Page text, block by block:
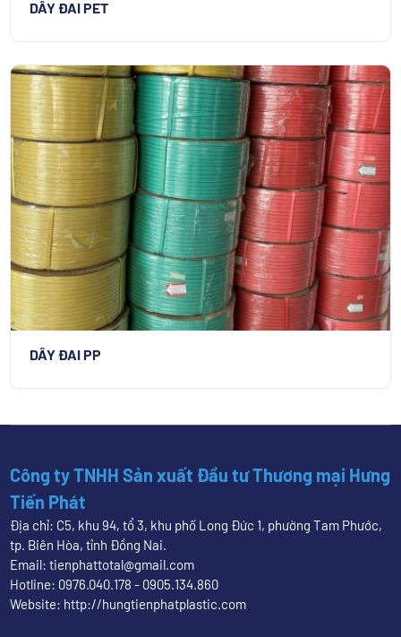
DÂY ĐAI PET
DÂY ĐAI PP
Công ty TNHH Sản xuất Đầu tư Thương mại Hưng
Tiến Phát
Địa chỉ: C5, khu 94, tổ 3, khu phố Long Đức 1, phường Tam Phước,
tp. Biên Hòa, tỉnh Đồng Nai.
Email: tienphattotal@gmail.com
Hotline: 0976.040.178 - 0905.134.860
Website: http://hungtienphatplastic.com